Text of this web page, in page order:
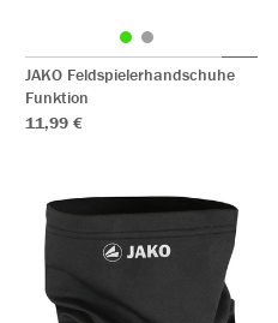
JAKO Feldspielerhandschuhe
Funktion
11,99 €